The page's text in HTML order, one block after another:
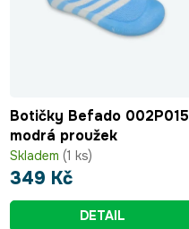
Botičky Befado 002P015
modrá proužek
Skladem (1 ks)
349 Kč
DETAIL